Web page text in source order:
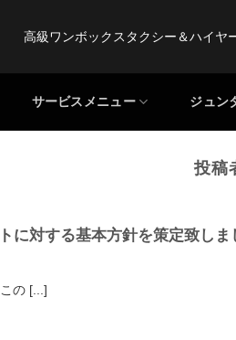
高級ワンボックスタクシー＆ハイヤ
サービスメニュー ジュン
投稿
に対する基本方針を策定致しま
の [...]